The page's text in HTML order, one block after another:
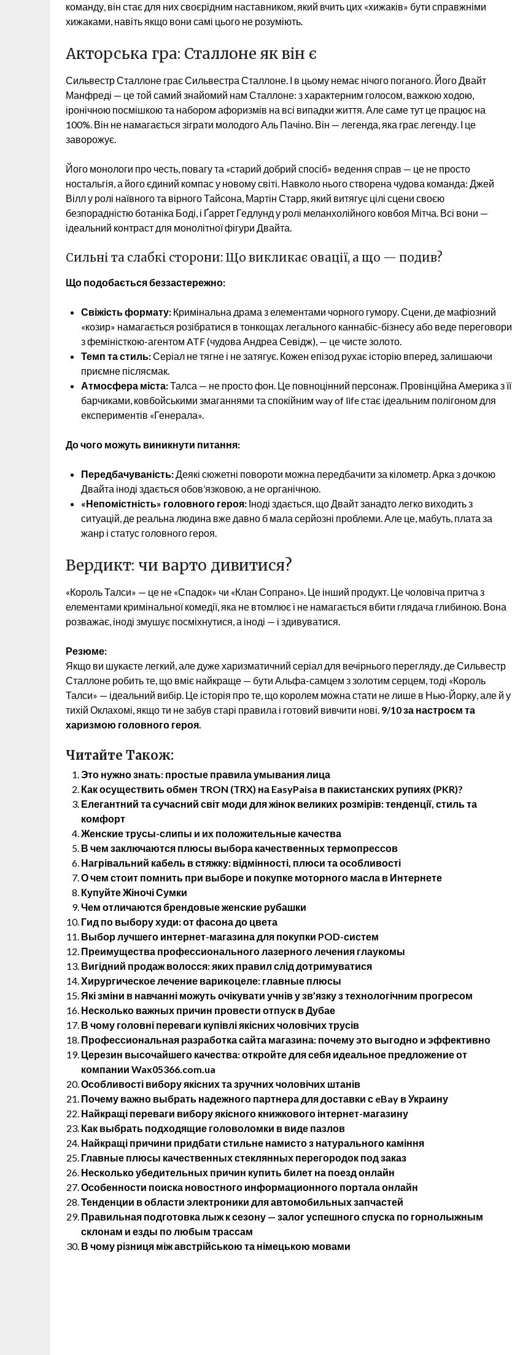
команду, він стає для них своєрідним наставником, який вчить цих «хижаків» бути справжніми
хижаками, навіть якщо вони самі цього не розуміють.
Акторська гра: Сталлоне як він є
Сильвестр Сталлоне грає Сильвестра Сталлоне. І в цьому немає нічого поганого. Його Двайт
Манфреді — це той самий знайомий нам Сталлоне: з характерним голосом, важкою ходою,
іронічною посмішкою та набором афоризмів на всі випадки життя. Але саме тут це працює на
100%. Він не намагається зіграти молодого Аль Пачіно. Він — легенда, яка грає легенду. І це
заворожує.
Його монологи про честь, повагу та «старий добрий спосіб» ведення справ — це не просто
ностальгія, а його єдиний компас у новому світі. Навколо нього створена чудова команда: Джей
Вілл у ролі наївного та вірного Тайсона, Мартін Старр, який витягує цілі сцени своєю
безпорадністю ботаніка Боді, і Ґаррет Гедлунд у ролі меланхолійного ковбоя Мітча. Всі вони —
ідеальний контраст для монолітної фігури Двайта.
Сильні та слабкі сторони: Що викликає овації, а що — подив?
Що подобається беззастережно:
Свіжість формату: Кримінальна драма з елементами чорного гумору. Сцени, де мафіозний
«козир» намагається розібратися в тонкощах легального каннабіс-бізнесу або веде переговори
з феміністкою-агентом ATF (чудова Андреа Севідж), — це чисте золото.
Темп та стиль:Серіал не тягне і не затягує. Кожен епізод рухає історію вперед, залишаючи
приємне післясмак.
Атмосфера міста:Талса — не просто фон. Це повноцінний персонаж. Провінційна Америка з її
барчиками, ковбойськими змаганнями та спокійним way of life стає ідеальним полігоном для
експериментів «Генерала».
До чого можуть виникнути питання:
Передбачуваність:Деякі сюжетні повороти можна передбачити за кілометр. Арка з дочкою
Двайта іноді здається обов’язковою, а не органічною.
«Непомістність» головного героя: Іноді здається, що Двайт занадто легко виходить з
ситуацій, де реальна людина вже давно б мала серйозні проблеми. Але це, мабуть, плата за
жанр і статус головного героя.
Вердикт: чи варто дивитися?
«Король Талси» — це не «Спадок» чи «Клан Сопрано». Це інший продукт. Це чоловіча притча з
елементами кримінальної комедії, яка не втомлює і не намагається вбити глядача глибиною. Вона
розважає, іноді змушує посміхнутися, а іноді — і здивуватися.
Резюме:
Якщо ви шукаєте легкий, але дуже харизматичний серіал для вечірнього перегляду, де Сильвестр
Сталлоне робить те, що вміє найкраще — бути Альфа-самцем з золотим серцем, тоді «Король
Талси» — ідеальний вибір. Це історія про те, що королем можна стати не лише в Нью-Йорку, але й у
тихій Оклахомі, якщо ти не забув старі правила і готовий вивчити нові. 9/10 за настроєм та
харизмою головного героя.
Читайте Також:
Это нужно знать: простые правила умывания лица
Как осуществить обмен TRON (TRX) на EasyPaisa в пакистанских рупиях (PKR)?
Елегантний та сучасний світ моди для жінок великих розмірів: тенденції, стиль та
комфорт
Женские трусы-слипы и их положительные качества
В чем заключаются плюсы выбора качественных термопрессов
Нагрівальний кабель в стяжку: відмінності, плюси та особливості
О чем стоит помнить при выборе и покупке моторного масла в Интернете
Купуйте Жіночі Сумки
Чем отличаются брендовые женские рубашки
Гид по выбору худи: от фасона до цвета
Выбор лучшего интернет-магазина для покупки POD-систем
Преимущества профессионального лазерного лечения глаукомы
Вигідний продаж волосся: яких правил слід дотримуватися
Хирургическое лечение варикоцеле: главные плюсы
Які зміни в навчанні можуть очікувати учнів у зв’язку з технологічним прогресом
Несколько важных причин провести отпуск в Дубае
В чому головні переваги купівлі якісних чоловічих трусів
Профессиональная разработка сайта магазина: почему это выгодно и эффективно
Церезин высочайшего качества: откройте для себя идеальное предложение от
компании Wax05366.com.ua
Особливості вибору якісних та зручних чоловічих штанів
Почему важно выбрать надежного партнера для доставки с eBay в Украину
Найкращі переваги вибору якісного книжкового інтернет-магазину
Как выбрать подходящие головоломки в виде пазлов
Найкращі причини придбати стильне намисто з натурального каміння
Главные плюсы качественных стеклянных перегородок под заказ
Несколько убедительных причин купить билет на поезд онлайн
Особенности поиска новостного информационного портала онлайн
Тенденции в области электроники для автомобильных запчастей
Правильная подготовка лыж к сезону — залог успешного спуска по горнолыжным
склонам и езды по любым трассам
В чому різниця між австрійською та німецькою мовами